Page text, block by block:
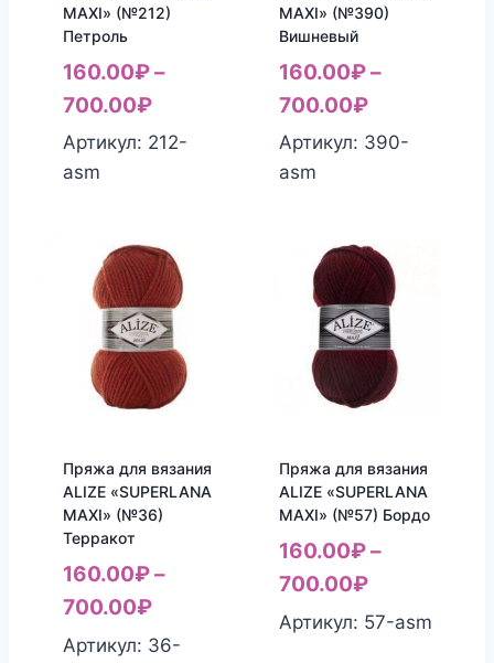
MAXI» (№212)
Петроль
160.00₽–
700.00₽
Артикул: 212-
asm
MAXI» (№390)
Вишневый
160.00₽–
700.00₽
Артикул: 390-
asm
Пряжа для вязания
ALIZE «SUPERLANA
MAXI» (№36)
Терракот
160.00₽–
700.00₽
Артикул: 36-
Пряжа для вязания
ALIZE «SUPERLANA
MAXI» (№57) Бордо
160.00₽–
700.00₽
Артикул: 57-asm